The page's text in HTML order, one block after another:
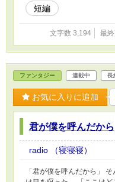
短編
文字数 3,194 最
ファンタジー 連載中 長
お気に入りに追加
君が僕を呼んだから
radio （寝寝寝）
「君が僕を呼んだから」